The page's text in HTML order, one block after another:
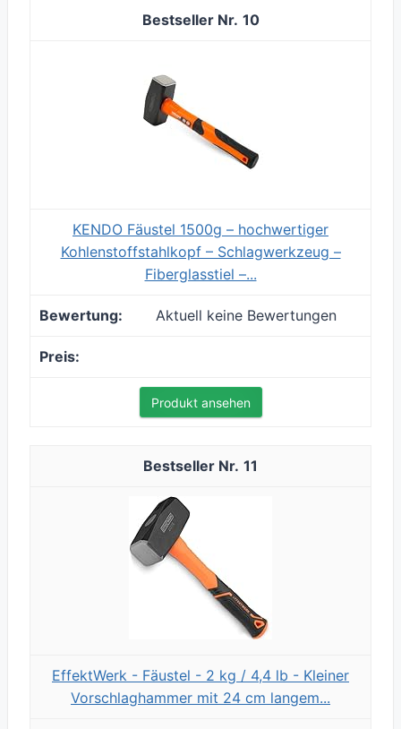
10
KENDO Fäustel 1500g – hochwertiger
Kohlenstoffstahlkopf – Schlagwerkzeug –
Fiberglasstiel –...
Aktuell keine Bewertungen
Produkt ansehen
11
EffektWerk - Fäustel - 2 kg / 4,4 lb - Kleiner
Vorschlaghammer mit 24 cm langem...